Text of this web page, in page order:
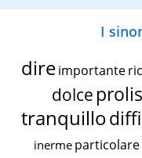
I
dire importante
dolce
tranquillo
inerme particolare